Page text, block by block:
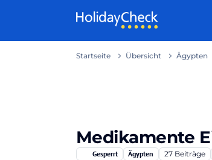
Startseite Übersicht Ägypten
Medikamente
Gesperrt Ägypten 27 Beiträge